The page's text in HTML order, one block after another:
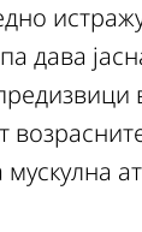
дава